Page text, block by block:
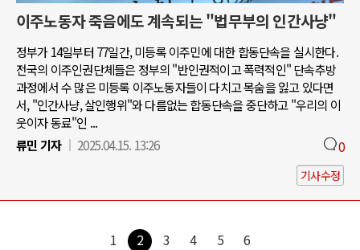
이주노동자 죽음에도 계속되는 "법무부의 인간사냥"
정부가 14일부터 77일간, 미등록 이주민에 대한 합동단속을 실시한다.
전국의 이주인권단체들은 정부의 "반인권적이고 폭력적인" 단속추방
과정에서 수 많은 미등록 이주노동자들이 다치고 목숨을 잃고 있다면
서, "인간사냥, 살인행위"와 다름없는 합동단속을 중단하고 "우리의 이
웃이자 동료"인 ...
류민 기자
2025.04.15. 13:26 0
기사수정
1 2 3 4 5 6